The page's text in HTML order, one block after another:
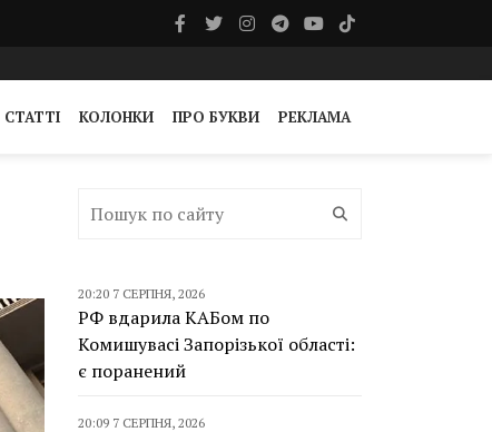
СТАТТІ КОЛОНКИ ПРО БУКВИ РЕКЛАМА
20:20 7 СЕРПНЯ, 2026
РФ вдарила КАБом по
Комишувасі Запорізької області:
є поранений
20:09 7 СЕРПНЯ, 2026